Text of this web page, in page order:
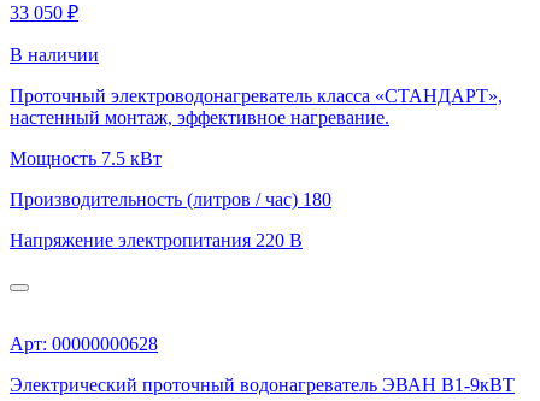
33 050 ₽
В наличии
Проточный электроводонагреватель класса «СТАНДАРТ»,
настенный монтаж, эффективное нагревание.
Мощность 7.5 кВт
Производительность (литров / час) 180
Напряжение электропитания 220 В
Арт: 00000000628
Электрический проточный водонагреватель ЭВАН В1-9кВТ